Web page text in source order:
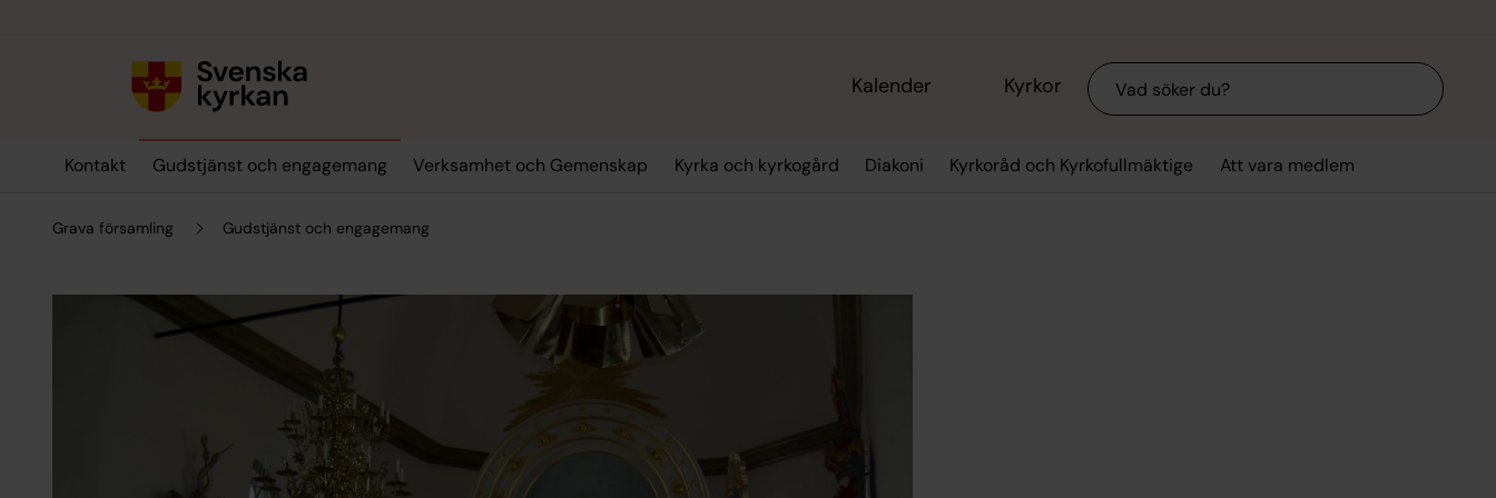
Kalender Kyrkor Sök
Kontakt Gudstjänst och engagemang Verksamhet och Gemenskap Kyrka och kyrkogård Diakoni Kyrkoråd och Kyrkofullmäktige Att vara medlem
Grava församling Gudstjänst och engagemang